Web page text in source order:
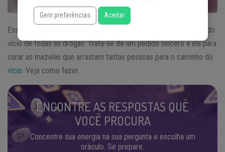
Essa
é poderosa para livrar do alcoolismo e do
vício de todas as drogas. Trata-se de um pedido sincero a ela para
curar as mazelas que arrastam tantas pessoas para o caminho do
vício . Veja como fazer.
ENCONTRE AS RESPOSTAS QUE
VOCÊ PROCURA
Concentre sua energia na sua pergunta e escolha um
oráculo. Se prepare.
Gerir preferências Aceitar